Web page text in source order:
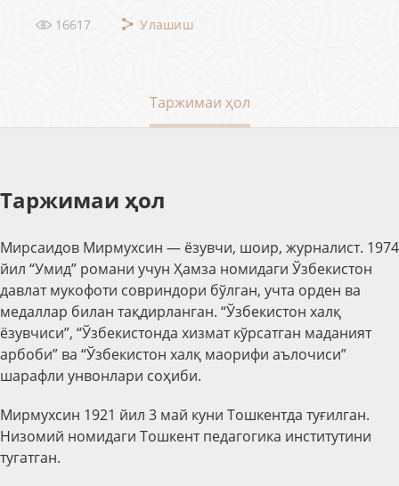
16617 Улашиш
Таржимаи ҳол
Таржимаи ҳол
Мирсаидов Мирмухсин — ёзувчи, шоир, журналист. 1974
йил “Умид” романи учун Ҳамза номидаги Ўзбекистон
давлат мукофоти совриндори бўлган, учта орден ва
медаллар билан тақдирланган. “Ўзбекистон халқ
ёзувчиси”, “Ўзбекистонда хизмат кўрсатган маданият
арбоби” ва “Ўзбекистон халқ маорифи аълочиси”
шарафли унвонлари соҳиби.
Мирмухсин 1921 йил 3 май куни Тошкентда туғилган.
Низомий номидаги Тошкент педагогика институтини
тугатган.